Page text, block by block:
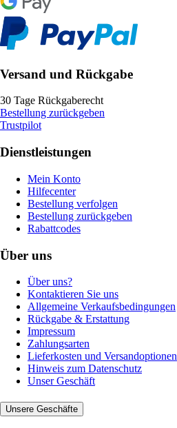
Versand und Rückgabe
30 Tage Rückgaberecht
Bestellung zurückgeben
Trustpilot
Dienstleistungen
Mein Konto
Hilfecenter
Bestellung verfolgen
Bestellung zurückgeben
Rabattcodes
Über uns
Über uns?
Kontaktieren Sie uns
Allgemeine Verkaufsbedingungen
Rückgabe & Erstattung
Impressum
Zahlungsarten
Lieferkosten und Versandoptionen
Hinweis zum Datenschutz
Unser Geschäft
Unsere Geschäfte